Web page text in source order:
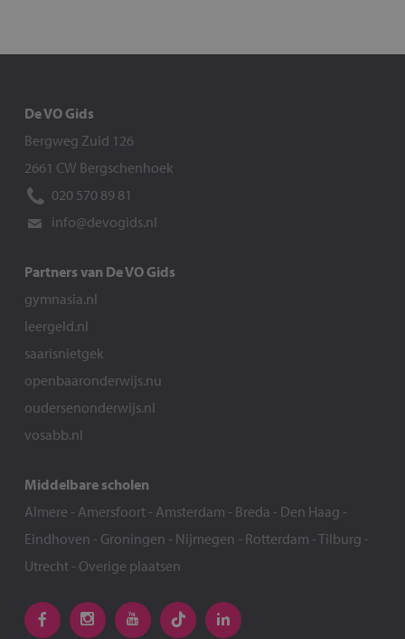
De VO Gids
Bergweg Zuid 126
2661 CW Bergschenhoek
020 570 89 81
info@devogids.nl
Partners van De VO Gids
gymnasia.nl
leergeld.nl
saarisnietgek
openbaaronderwijs.nu
oudersenonderwijs.nl
vosabb.nl
Middelbare scholen
Almere - Amersfoort- Amsterdam - Breda - Den Haag -
Eindhoven - Groningen - Nijmegen - Rotterdam -Tilburg -
Utrecht- Overige plaatsen